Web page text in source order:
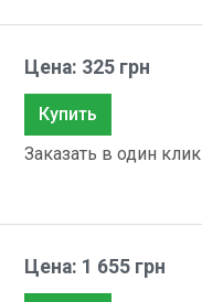
Цена: 325 грн
Купить
Заказать в один клик
Цена: 1 655 грн